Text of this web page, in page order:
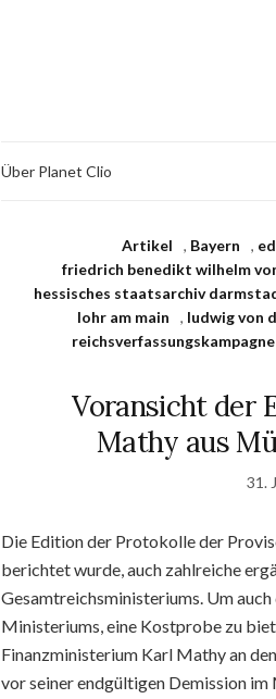
Über Planet Clio
Artikel , Bayern ,
friedrich benedikt wilhelm
hessisches staatsarchiv
lohr am main
, ludwig von
reichsverfassungskampagne
Voransicht der
Mathy aus
31.
Die Edition der Protokolle der
berichtet wurde, auch zahlreiche
Gesamtreichsministeriums. Um
Ministeriums, eine Kostprobe zu
Finanzministerium Karl Mathy an
vor seiner endgültigen Demission